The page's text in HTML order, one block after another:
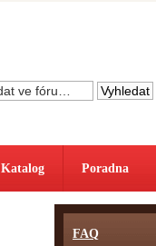
Katalog Poradna
FAQ